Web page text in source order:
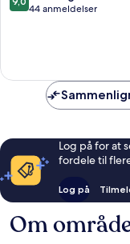
ud
anmeldelser
44 anmeldelser
Log på for at
fordele til
Log på
Om